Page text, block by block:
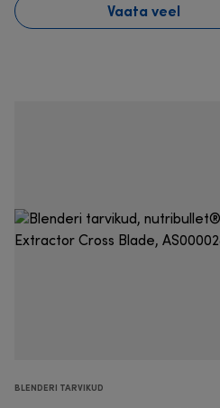
Vaata veel
BLENDERI TARVIKUD